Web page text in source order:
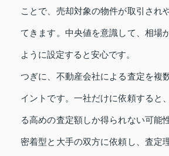
ことで、売却対象の物件が取引され
てきます。中央値を意識して、相場
ように設定すると安心です。
つぎに、不動産会社による査定を複
イントです。一社だけに依頼すると
る高めの査定額しか得られない可能
密着型と大手の双方に依頼し、査定